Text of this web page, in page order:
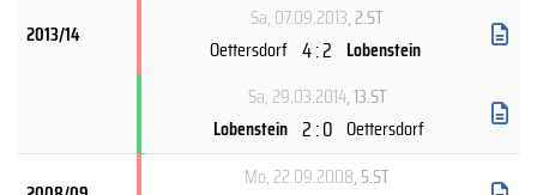
2013/14
Sa, 07.09.2013, 2.ST
Oettersdorf 4 : 2 Lobenstein
Sa, 29.03.2014, 13.ST
Lobenstein 2 : 0 Oettersdorf
Mo, 22.09.2008, 5.ST